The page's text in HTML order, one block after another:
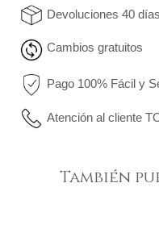
Devoluciones 40
Cambios gratuitos
Pago 100% Fácil y
Atención al cliente
También